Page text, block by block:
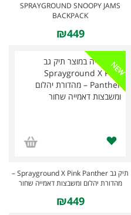
SPRAYGROUND SNOOPY JAMS
BACKPACK
₪449
NEW
תיק גב Sprayground X Pink Panther –
מהדורת יהלום ומשבצות דאמייה שחור
₪449